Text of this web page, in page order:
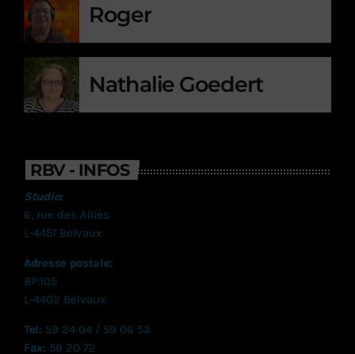
Roger
Nathalie Goedert
RBV - INFOS
Studio:
6, rue des Alliés
L-4451 Belvaux
Adresse postale:
BP:105
L-4402 Belvaux
Tel: 59 24 04 / 59 06 53
Fax: 59 20 72